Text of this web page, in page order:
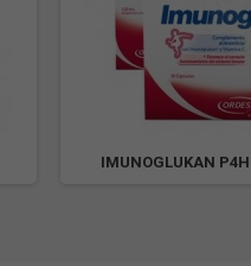
IMUNOGLUKAN